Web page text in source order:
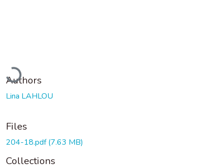
Authors
Lina LAHLOU
Files
204-18.pdf(7.63 MB)
Collections